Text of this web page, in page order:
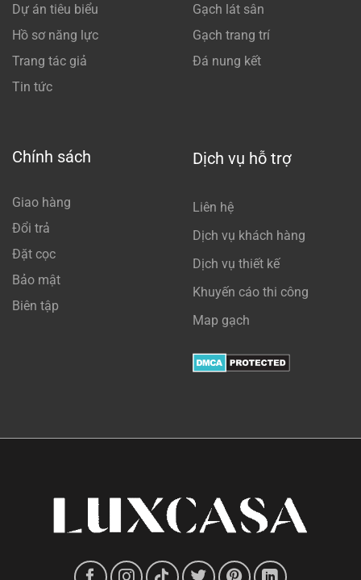
Dự án tiêu biểu
Hồ sơ năng lực
Trang tác giả
Tin tức
Gạch lát sân
Gạch trang trí
Đá nung kết
Chính sách
Giao hàng
Đổi trả
Đặt cọc
Bảo mật
Biên tập
Dịch vụ hỗ trợ
Liên hệ
Dịch vụ khách hàng
Dịch vụ thiết kế
Khuyến cáo thi công
Map gạch